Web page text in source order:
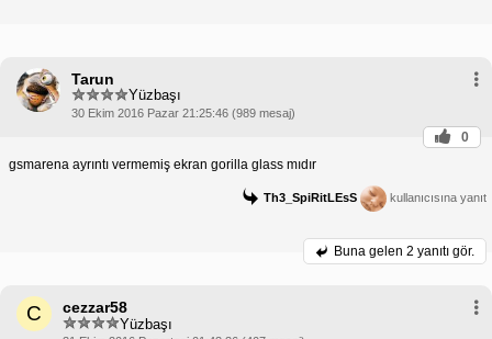
Tarun
Yüzbaşı
30 Ekim 2016 Pazar 21:25:46 (989 mesaj)
0
gsmarena ayrıntı vermemiş ekran gorilla glass mıdır
Th3_SpiRitLEsS kullanıcısına yanıt
Buna gelen 2 yanıtı gör.
C cezzar58
Yüzbaşı